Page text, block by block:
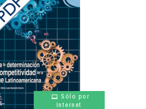
Sólo por
Internet